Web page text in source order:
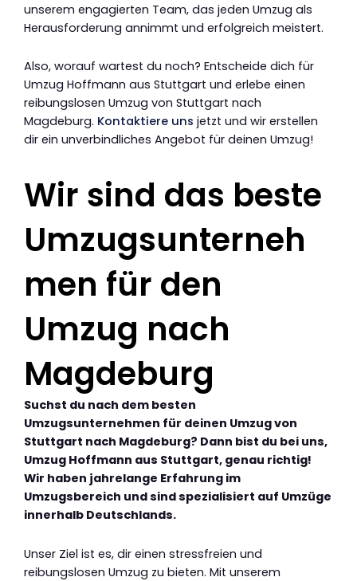
unserem engagierten Team, das jeden Umzug als
Herausforderung annimmt und erfolgreich meistert.
Also, worauf wartest du noch? Entscheide dich für
Umzug Hoffmann aus Stuttgart und erlebe einen
reibungslosen Umzug von Stuttgart nach
Magdeburg. Kontaktiere uns jetzt und wir erstellen
dir ein unverbindliches Angebot für deinen Umzug!
Wir sind das beste
Umzugsunterneh
men für den
Umzug nach
Magdeburg
Suchst du nach dem besten
Umzugsunternehmen für deinen Umzug von
Stuttgart nach Magdeburg? Dann bist du bei uns,
Umzug Hoffmann aus Stuttgart, genau richtig!
Wir haben jahrelange Erfahrung im
Umzugsbereich und sind spezialisiert auf Umzüge
innerhalb Deutschlands.
Unser Ziel ist es, dir einen stressfreien und
reibungslosen Umzug zu bieten. Mit unserem